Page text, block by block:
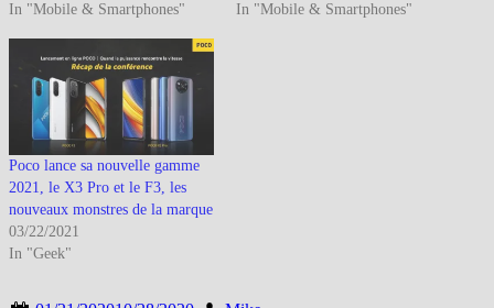
In "Mobile & Smartphones"
In "Mobile & Smartphones"
Poco lance sa nouvelle gamme
2021, le X3 Pro et le F3, les
nouveaux monstres de la marque
03/22/2021
In "Geek"